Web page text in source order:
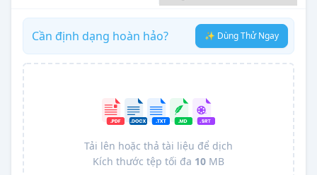
Cần định dạng hoàn hảo? ✨ Dùng Thử Ngay
Tải lên hoặc thả tài liệu để dịch
Kích thước tệp tối đa 10 MB